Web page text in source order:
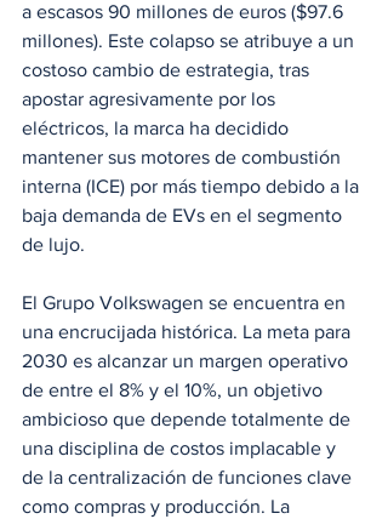
a escasos 90 millones de euros ($97.6
millones). Este colapso se atribuye a un
costoso cambio de estrategia, tras
apostar agresivamente por los
eléctricos, la marca ha decidido
mantener sus motores de combustión
interna (ICE) por más tiempo debido a la
baja demanda de EVs en el segmento
de lujo.
El Grupo Volkswagen se encuentra en
una encrucijada histórica. La meta para
2030 es alcanzar un margen operativo
de entre el 8% y el 10%, un objetivo
ambicioso que depende totalmente de
una disciplina de costos implacable y
de la centralización de funciones clave
como compras y producción. La